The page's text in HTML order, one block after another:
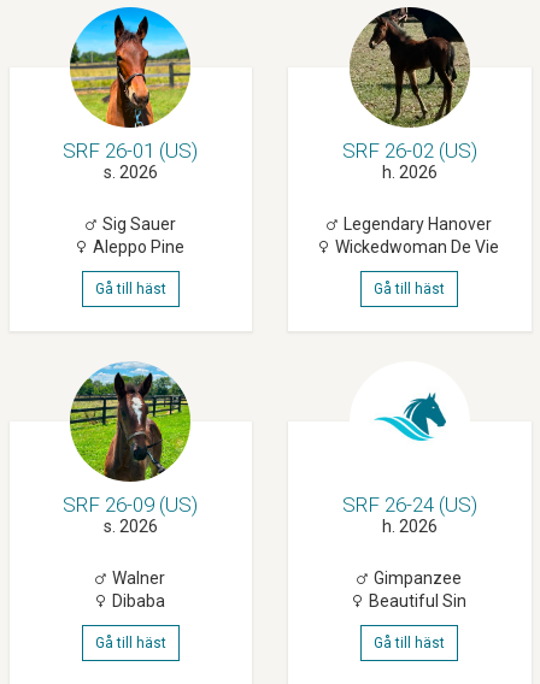
SRF 26-01 (US)
s. 2026
Sig Sauer
Aleppo Pine
Gå till häst
SRF 26-02 (US)
h. 2026
Legendary Hanover
Wickedwoman De Vie
Gå till häst
SRF 26-09 (US)
s. 2026
Walner
Dibaba
Gå till häst
SRF 26-24 (US)
h. 2026
Gimpanzee
Beautiful Sin
Gå till häst